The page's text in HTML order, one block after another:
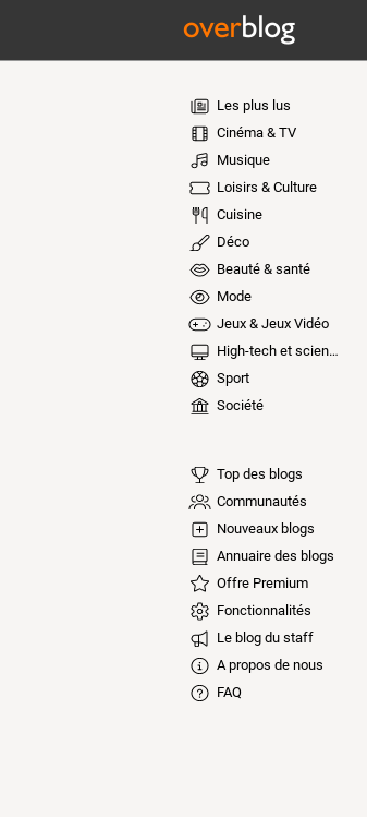
Les plus lus
Cinéma & TV
Musique
Loisirs & Culture
Cuisine
Déco
Beauté & santé
Mode
Jeux & Jeux Vidéo
High-tech et sciences
Sport
Société
Top des blogs
Communautés
Nouveaux blogs
Annuaire des blogs
Offre Premium
Fonctionnalités
Le blog du staff
A propos de nous
FAQ